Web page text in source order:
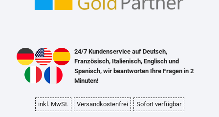
inkl. MwSt. Versandkostenfrei Sofort verfügbar
24/7 Kundenservice auf Deutsch,
Französisch, Italienisch, Englisch und
Spanisch, wir beantworten Ihre Fragen in 2
Minuten!